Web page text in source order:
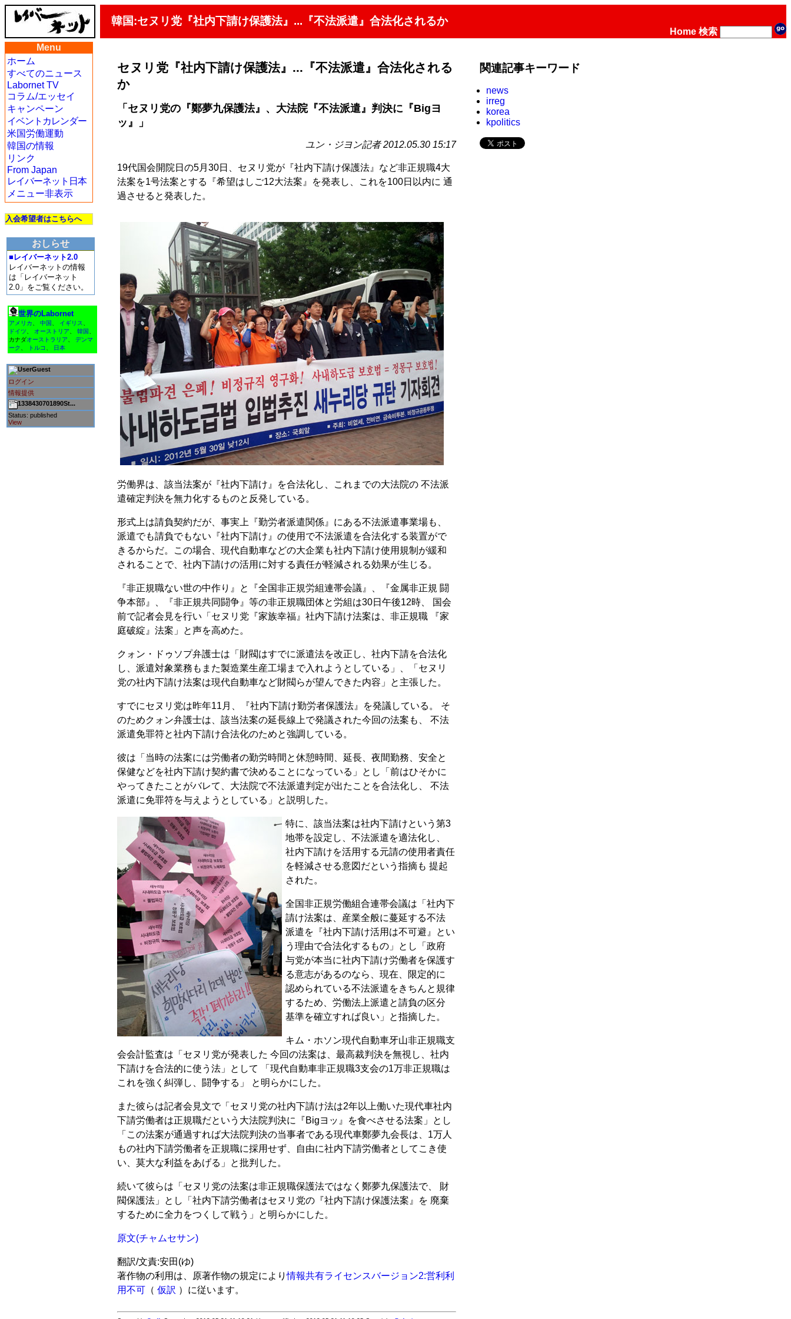
韓国:セヌリ党『社内下請け保護法』...『不法派遣』合法化されるか
Home 検索
Menu
ホーム
すべてのニュース
Labornet TV
コラム/エッセイ
キャンペーン
イベントカレンダー
米国労働運動
韓国の情報
リンク
From Japan
レイバーネット日本
メニュー非表示
入会希望者はこちらへ
おしらせ
■レイバーネット2.0
レイバーネットの情報
は「レイバーネット
2.0」をご覧ください。
世界のLabornet
アメリカ 中国 イギリス
ドイツ
オーストリア 韓国
カナダオーストラリア
デンマ
ーク
トルコ 日本
Guest
ログイン
情報提供
1338430701890St...
Status: published
View
セヌリ党『社内下請け保護法』...『不法派遣』合法化される
か
「セヌリ党の『鄭夢九保護法』、大法院『不法派遣』判決に『Bigヨ
ッ』」
ユン・ジヨン記者 2012.05.30 15:17
19代国会開院日の5月30日、セヌリ党が『社内下請け保護法』など非正規職4大
法案を1号法案とする『希望はしご12大法案』を発表し、これを100日以内に 通
過させると発表した。
労働界は、該当法案が『社内下請け』を合法化し、これまでの大法院の 不法派
遣確定判決を無力化するものと反発している。
形式上は請負契約だが、事実上『勤労者派遣関係』にある不法派遣事業場も、
派遣でも請負でもない『社内下請け』の使用で不法派遣を合法化する装置がで
きるからだ。この場合、現代自動車などの大企業も社内下請け使用規制が緩和
されることで、社内下請けの活用に対する責任が軽減される効果が生じる。
『非正規職ない世の中作り』と『全国非正規労組連帯会議』、『金属非正規 闘
争本部』、『非正規共同闘争』等の非正規職団体と労組は30日午後12時、 国会
前で記者会見を行い「セヌリ党『家族幸福』社内下請け法案は、非正規職 『家
庭破綻』法案」と声を高めた。
クォン・ドゥソプ弁護士は「財閥はすでに派遣法を改正し、社内下請を合法化
し、派遣対象業務もまた製造業生産工場まで入れようとしている」、「セヌリ
党の社内下請け法案は現代自動車など財閥らが望んできた内容」と主張した。
すでにセヌリ党は昨年11月、『社内下請け勤労者保護法』を発議している。 そ
のためクォン弁護士は、該当法案の延長線上で発議された今回の法案も、 不法
派遣免罪符と社内下請け合法化のためと強調している。
彼は「当時の法案には労働者の勤労時間と休憩時間、延長、夜間勤務、安全と
保健などを社内下請け契約書で決めることになっている」とし「前はひそかに
やってきたことがバレて、大法院で不法派遣判定が出たことを合法化し、 不法
派遣に免罪符を与えようとしている」と説明した。
特に、該当法案は社内下請けという第3
地帯を設定し、不法派遣を適法化し、
社内下請けを活用する元請の使用者責任
を軽減させる意図だという指摘も 提起
された。
全国非正規労働組合連帯会議は「社内下
請け法案は、産業全般に蔓延する不法
派遣を『社内下請け活用は不可避』とい
う理由で合法化するもの」とし「政府
与党が本当に社内下請け労働者を保護す
る意志があるのなら、現在、限定的に
認められている不法派遣をきちんと規律
するため、労働法上派遣と請負の区分
基準を確立すれば良い」と指摘した。
キム・ホソン現代自動車牙山非正規職支
会会計監査は「セヌリ党が発表した 今回の法案は、最高裁判決を無視し、社内
下請けを合法的に使う法」として 「現代自動車非正規職3支会の1万非正規職は
これを強く糾弾し、闘争する」 と明らかにした。
また彼らは記者会見文で「セヌリ党の社内下請け法は2年以上働いた現代車社内
下請労働者は正規職だという大法院判決に『Bigヨッ』を食べさせる法案」とし
「この法案が通過すれば大法院判決の当事者である現代車鄭夢九会長は、1万人
もの社内下請労働者を正規職に採用せず、自由に社内下請労働者としてこき使
い、莫大な利益をあげる」と批判した。
続いて彼らは「セヌリ党の法案は非正規職保護法ではなく鄭夢九保護法で、 財
閥保護法」とし「社内下請労働者はセヌリ党の『社内下請け保護法案』を 廃棄
するために全力をつくして戦う」と明らかにした。
原文(チャムセサン)
翻訳/文責:安田(ゆ)
著作物の利用は、原著作物の規定により情報共有ライセンスバージョン2:営利利
用不可 （仮訳 ）に従います。
関連記事キーワード
news
irreg
korea
kpolitics